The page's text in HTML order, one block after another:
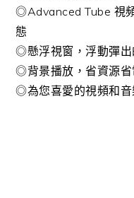
◎Advanced Tube 視
態
◎懸浮視窗，浮動彈出
◎背景播放，省資源省
◎為您喜愛的視頻和音